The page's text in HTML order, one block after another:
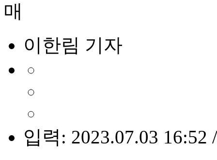
매
이한림 기자
입력: 2023.07.03 16:52